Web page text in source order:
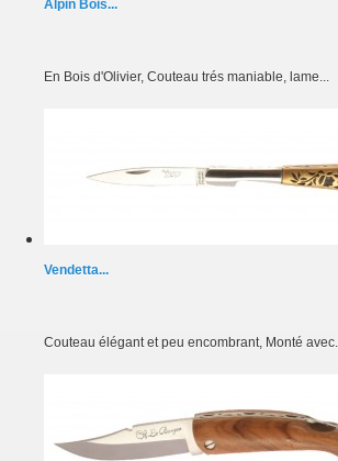
Alpin Bois...
En Bois d'Olivier, Couteau trés maniable, lame...
Vendetta...
Couteau élégant et peu encombrant, Monté avec...